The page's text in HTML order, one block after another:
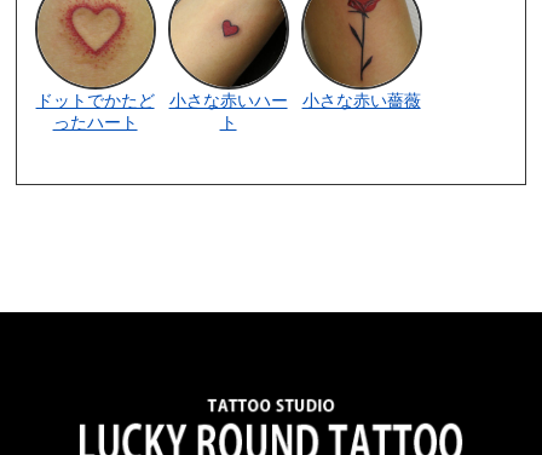
ドットでかたど
ったハート
小さな赤いハー
ト
小さな赤い薔薇